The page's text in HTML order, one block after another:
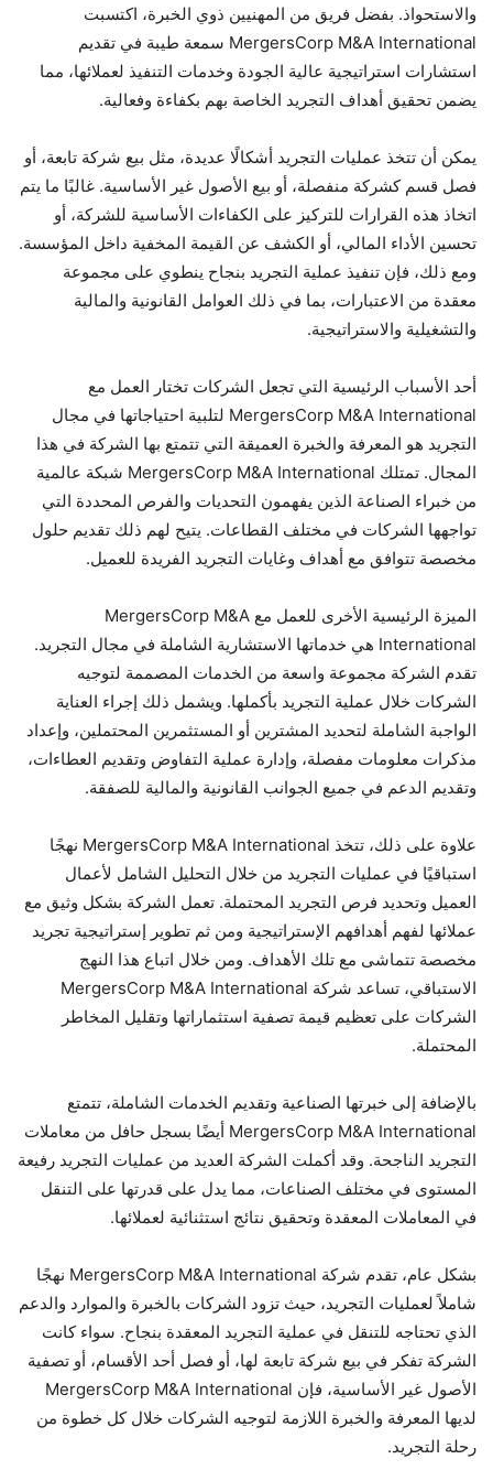
والاستحواذ. بفضل فريق من المهنيين ذوي الخبرة، اكتسبت
MergersCorp M&A International سمعة طيبة في تقديم
استشارات استراتيجية عالية الجودة وخدمات التنفيذ لعملائها، مما
يضمن تحقيق أهداف التجريد الخاصة بهم بكفاءة وفعالية.
يمكن أن تتخذ عمليات التجريد أشكالًا عديدة، مثل بيع شركة تابعة، أو
فصل قسم كشركة منفصلة، أو بيع الأصول غير الأساسية. غالبًا ما يتم
اتخاذ هذه القرارات للتركيز على الكفاءات الأساسية للشركة، أو
تحسين الأداء المالي، أو الكشف عن القيمة المخفية داخل المؤسسة.
ومع ذلك، فإن تنفيذ عملية التجريد بنجاح ينطوي على مجموعة
معقدة من الاعتبارات، بما في ذلك العوامل القانونية والمالية
والتشغيلية والاستراتيجية.
أحد الأسباب الرئيسية التي تجعل الشركات تختار العمل مع
MergersCorp M&A International لتلبية احتياجاتها في مجال
التجريد هو المعرفة والخبرة العميقة التي تتمتع بها الشركة في هذا
المجال. تمتلك MergersCorp M&A International شبكة عالمية
من خبراء الصناعة الذين يفهمون التحديات والفرص المحددة التي
تواجهها الشركات في مختلف القطاعات. يتيح لهم ذلك تقديم حلول
مخصصة تتوافق مع أهداف وغايات التجريد الفريدة للعميل.
الميزة الرئيسية الأخرى للعمل مع MergersCorp M&A
International هي خدماتها الاستشارية الشاملة في مجال التجريد.
تقدم الشركة مجموعة واسعة من الخدمات المصممة لتوجيه
الشركات خلال عملية التجريد بأكملها. ويشمل ذلك إجراء العناية
الواجبة الشاملة لتحديد المشترين أو المستثمرين المحتملين، وإعداد
مذكرات معلومات مفصلة، وإدارة عملية التفاوض وتقديم العطاءات،
وتقديم الدعم في جميع الجوانب القانونية والمالية للصفقة.
علاوة على ذلك، تتخذ MergersCorp M&A International نهجًا
استباقيًا في عمليات التجريد من خلال التحليل الشامل لأعمال
العميل وتحديد فرص التجريد المحتملة. تعمل الشركة بشكل وثيق مع
عملائها لفهم أهدافهم الإستراتيجية ومن ثم تطوير إستراتيجية تجريد
مخصصة تتماشى مع تلك الأهداف. ومن خلال اتباع هذا النهج
الاستباقي، تساعد شركة MergersCorp M&A International
الشركات على تعظيم قيمة تصفية استثماراتها وتقليل المخاطر
المحتملة.
بالإضافة إلى خبرتها الصناعية وتقديم الخدمات الشاملة، تتمتع
MergersCorp M&A International أيضًا بسجل حافل من معاملات
التجريد الناجحة. وقد أكملت الشركة العديد من عمليات التجريد رفيعة
المستوى في مختلف الصناعات، مما يدل على قدرتها على التنقل
في المعاملات المعقدة وتحقيق نتائج استثنائية لعملائها.
بشكل عام، تقدم شركة MergersCorp M&A International نهجًا
شاملاً لعمليات التجريد، حيث تزود الشركات بالخبرة والموارد والدعم
الذي تحتاجه للتنقل في عملية التجريد المعقدة بنجاح. سواء كانت
الشركة تفكر في بيع شركة تابعة لها، أو فصل أحد الأقسام، أو تصفية
الأصول غير الأساسية، فإن MergersCorp M&A International
لديها المعرفة والخبرة اللازمة لتوجيه الشركات خلال كل خطوة من
رحلة التجريد.